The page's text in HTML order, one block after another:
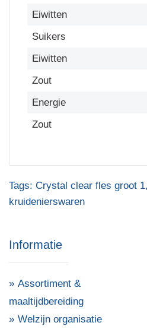
Eiwitten
Suikers
Eiwitten
Zout
Energie
Zout
Tags: Crystal clear fles groot 1,
kruidenierswaren
Informatie
Assortiment &
maaltijdbereiding
Welzijn organisatie